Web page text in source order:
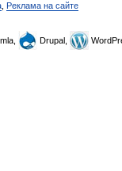
Реклама на сайте
Drupal,